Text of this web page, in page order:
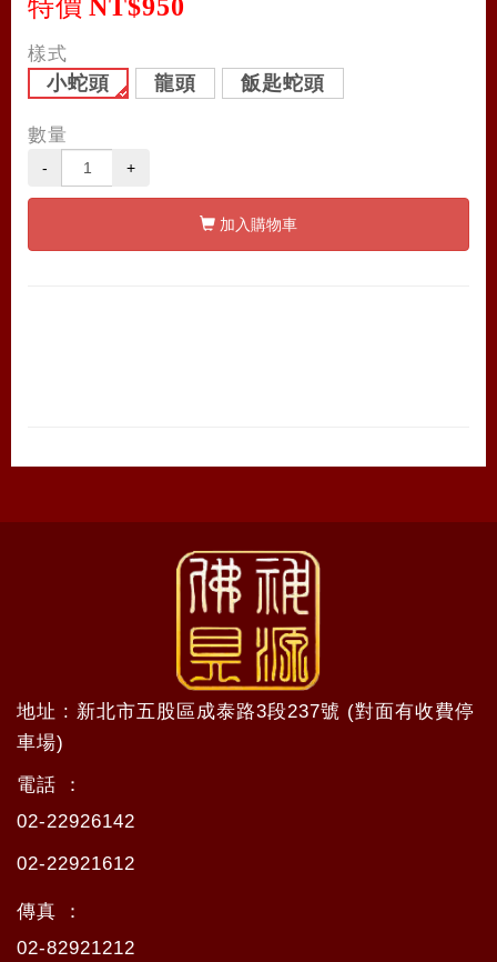
特價 NT$950
樣式
小蛇頭 龍頭 飯匙蛇頭
數量
- +
加入購物車
地址 : 新北市五股區成泰路3段237號 (對面有收費停
車場)
電話 ：
02-22926142
02-22921612
傳真 ：
02-82921212